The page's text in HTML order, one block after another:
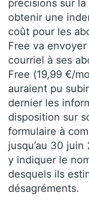
précisions sur
obtenir une
coût pour les
Free va
courriel à ses
Free (19,99 €/
auraient pu
dernier les
disposition sur
formulaire à
jusqu’au 30
y indiquer le
desquels ils
désagréments.